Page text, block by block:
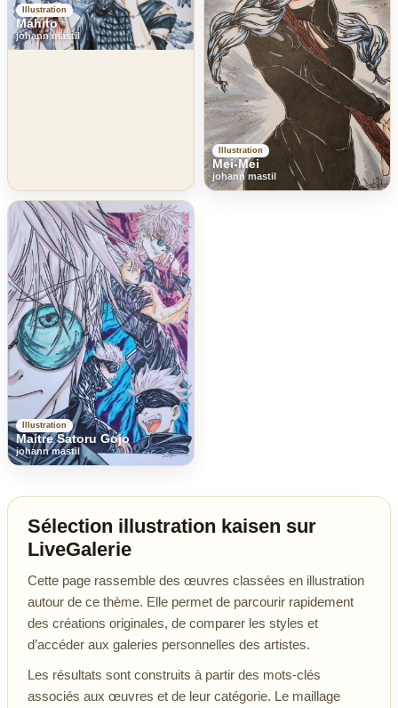
Illustration
Mahito
johann mastil
Illustration
Mei-Mei
johann mastil
Illustration
Maitre Satoru Gojo
johann mastil
Sélection illustration kaisen sur
LiveGalerie
Cette page rassemble des œuvres classées en illustration
autour de ce thème. Elle permet de parcourir rapidement
des créations originales, de comparer les styles et
d’accéder aux galeries personnelles des artistes.
Les résultats sont construits à partir des mots-clés
associés aux œuvres et de leur catégorie. Le maillage